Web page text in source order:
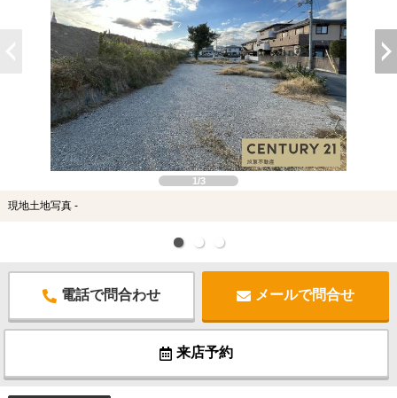
1/3
現地土地写真 -
電話で問合わせ メールで問合せ
来店予約